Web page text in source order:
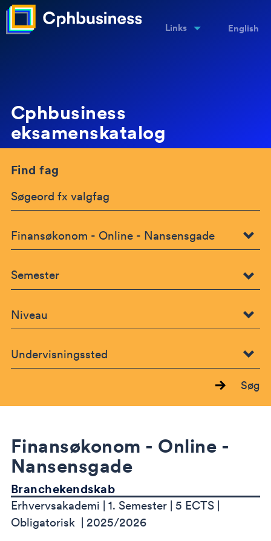
Links English
Cphbusiness
eksamenskatalog
Find fag
Søg
Finansøkonom - Online -
Nansensgade
Branchekendskab
Erhvervsakademi 1. Semester
5 ECTS
Obligatorisk
2025/2026